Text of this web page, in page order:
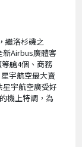
繼洛杉磯之
新Airbus廣體客
艙4個、商務
宇航空最大賣
宇航空廣受好
機上特調，為